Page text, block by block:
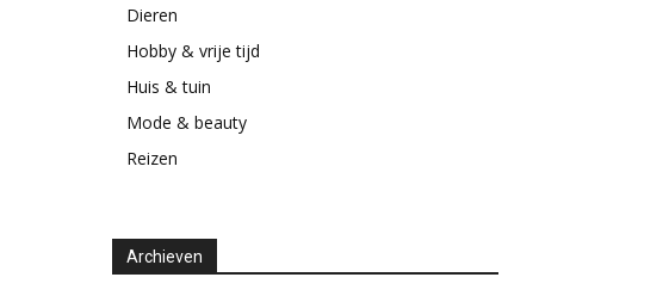
Dieren
Hobby & vrije tijd
Huis & tuin
Mode & beauty
Reizen
Archieven